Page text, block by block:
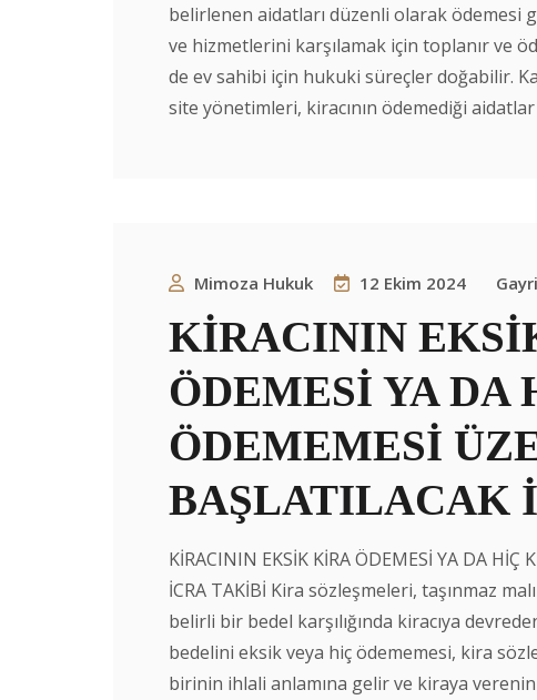
belirlenen aidatları düzenli olarak ödemesi
ve hizmetlerini karşılamak için toplanır ve
de ev sahibi için hukuki süreçler doğabilir.
site yönetimleri, kiracının ödemediği aidatlar
Mimoza Hukuk 12 Ekim 2024
KİRACININ
ÖDEMESİ YA DA
ÖDEMEMESİ
BAŞLATILACAK
KİRACININ EKSİK KİRA ÖDEMESİ YA DA HİÇ
İCRA TAKİBİ Kira sözleşmeleri, taşınmaz
belirli bir bedel karşılığında kiracıya
bedelini eksik veya hiç ödememesi, kira
birinin ihlali anlamına gelir ve kiraya verenin